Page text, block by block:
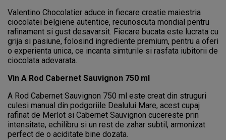
Valentino Chocolatier aduce in fiecare creatie maiestria
ciocolatei belgiene autentice, recunoscuta mondial pentru
rafinament si gust desavarsit. Fiecare bucata este lucrata cu
grija si pasiune, folosind ingrediente premium, pentru a oferi
o experienta unica, ce incanta simturile si rasfata iubitorii de
ciocolata adevarata.
Vin A Rod Cabernet Sauvignon 750 ml
A Rod Cabernet Sauvignon 750 ml este creat din struguri
culesi manual din podgoriile Dealului Mare, acest cupaj
rafinat de Merlot si Cabernet Sauvignon cucereste prin
intensitate, echilibru si un rest de zahar subtil, armonizat
perfect de o aciditate bine dozata.